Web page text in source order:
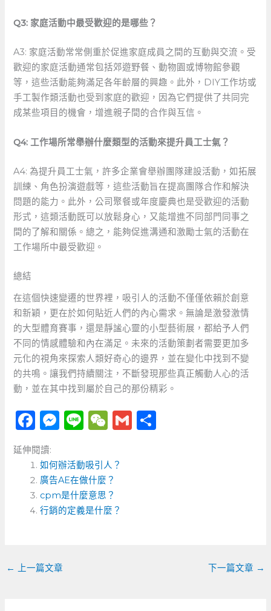
Q3: 家庭活動中最受歡迎的是哪些？
A3: 家庭活動常常側重於促進家庭成員之間的互動與交流。受
歡迎的家庭活動通常包括郊遊野餐、動物園或博物館參觀
等，這些活動能夠滿足各年齡層的興趣。此外，DIY工作坊或
手工製作類活動也受到家庭的歡迎，因為它們提供了共同完
成某些項目的機會，增進親子間的合作與互信。
Q4: 工作場所常舉辦什麼類型的活動來提升員工士氣？
A4: 為提升員工士氣，許多企業會舉辦團隊建設活動，如拓展
訓練、角色扮演遊戲等，這些活動旨在提高團隊合作和解決
問題的能力。此外，公司聚餐或年度慶典也是受歡迎的活動
形式，這類活動既可以放鬆身心，又能增進不同部門同事之
間的了解和關係。總之，能夠促進溝通和激勵士氣的活動在
工作場所中最受歡迎。
總結
在這個快速變遷的世界裡，吸引人的活動不僅僅依賴於創意
和新穎，更在於如何貼近人們的內心需求。無論是激發激情
的大型體育賽事，還是靜謐心靈的小型藝術展，都給予人們
不同的情感體驗和內在滿足。未來的活動策劃者需要更加多
元化的視角來探索人類好奇心的邊界，並在變化中找到不變
的共鳴。讓我們持續關注，不斷發現那些真正觸動人心的活
動，並在其中找到屬於自己的那份精彩。
F
a
c
e
b
o
M
ss
e
n
g
Li
e
W
C
h
a
t
G
延伸閱讀:
如何辦活動吸引人？
廣告AE在做什麼？
cpm是什麼意思？
行銷的定義是什麼？
← 上一篇文章 下一篇文章 →